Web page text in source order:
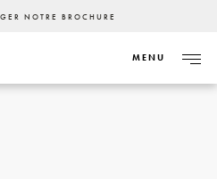
NOTRE BROCHURE
MENU